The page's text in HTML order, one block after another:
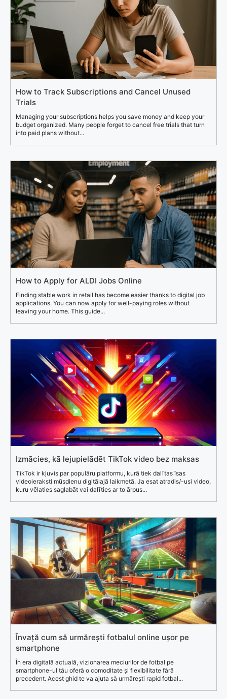
How to Track Subscriptions and Cancel Unused
Trials
Managing your subscriptions helps you save money and keep your
budget organized. Many people forget to cancel free trials that turn
into paid plans without...
How to Apply for ALDI Jobs Online
Finding stable work in retail has become easier thanks to digital job
applications. You can now apply for well-paying roles without
leaving your home. This guide...
Izmācies, kā lejupielādēt TikTok video bez maksas
TikTok ir kļuvis par populāru platformu, kurā tiek dalītas īsas
videoieraksti mūsdienu digitālajā laikmetā. Ja esat atradis/-usi video,
kuru vēlaties saglabāt vai dalīties ar to ārpus...
Învață cum să urmărești fotbalul online ușor pe
smartphone
În era digitală actuală, vizionarea meciurilor de fotbal pe
smartphone-ul tău oferă o comoditate și flexibilitate fără
precedent. Acest ghid te va ajuta să urmărești rapid fotbal...